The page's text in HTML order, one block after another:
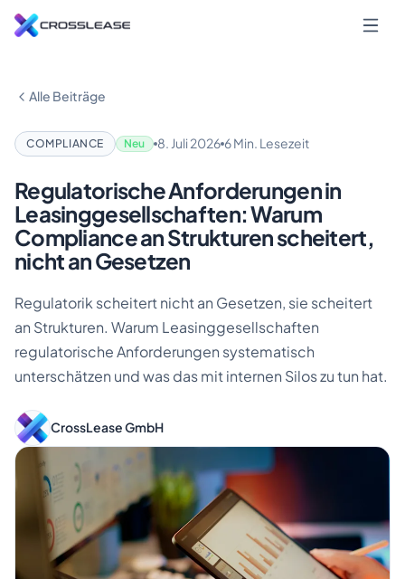
DE EN
Kontakt
Alle Beiträge
COMPLIANCE Neu 8. Juli 2026 6 Min. Lesezeit
Regulatorische Anforderungen in
Leasinggesellschaften: Warum
Compliance an Strukturen scheitert,
nicht an Gesetzen
Regulatorik scheitert nicht an Gesetzen, sie scheitert
an Strukturen. Warum Leasinggesellschaften
regulatorische Anforderungen systematisch
unterschätzen und was das mit internen Silos zu tun hat.
CrossLease GmbH